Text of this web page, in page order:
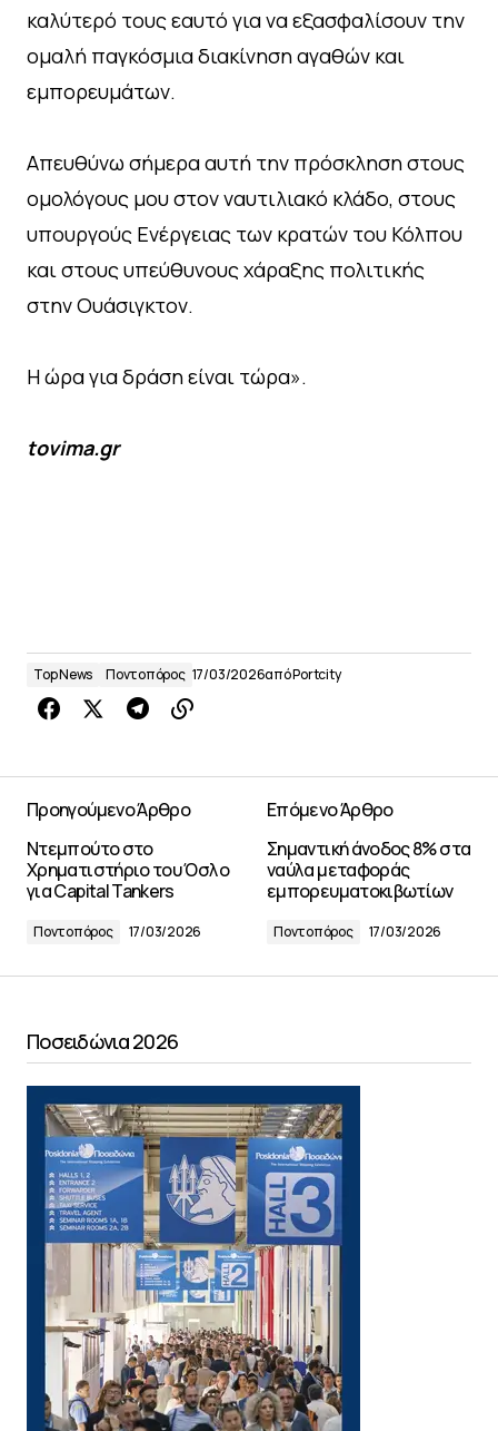
καλύτερό τους εαυτό για να εξασφαλίσουν την
ομαλή παγκόσμια διακίνηση αγαθών και
εμπορευμάτων.
Απευθύνω σήμερα αυτή την πρόσκληση στους
ομολόγους μου στον ναυτιλιακό κλάδο, στους
υπουργούς Ενέργειας των κρατών του Κόλπου
και στους υπεύθυνους χάραξης πολιτικής
στην Ουάσιγκτον.
Η ώρα για δράση είναι τώρα».
tovima.gr
Top News Ποντοπόρος 17/03/2026απόPortcity
Προηγούμενο Άρθρο
Ντεμπούτο στο
Χρηματιστήριο του Όσλο
για Capital Tankers
Ποντοπόρος 17/03/2026
Επόμενο Άρθρο
Σημαντική άνοδος 8% στα
ναύλα μεταφοράς
εμπορευματοκιβωτίων
Ποντοπόρος 17/03/2026
Ποσειδώνια 2026